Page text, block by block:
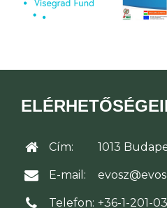
Cím: 1013
E-mail:
Telefon: +36-1-201-